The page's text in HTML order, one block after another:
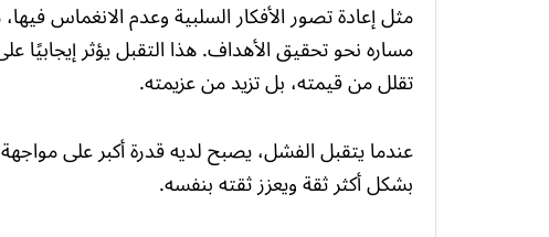
مثل إعادة تصور الأفكار السلبية وعدم الانغماس
مساره نحو تحقيق الأهداف. هذا التقبل يؤثر إيجابيًا
تقلل من قيمته، بل تزيد من عزيمته.
عندما يتقبل الفشل، يصبح لديه قدرة أكبر على
بشكل أكثر ثقة ويعزز ثقته بنفسه.